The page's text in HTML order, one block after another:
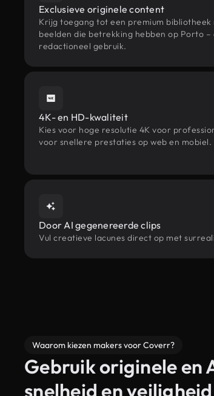
Exclusieve originele content
Krijg toegang tot een premium
beelden die betrekking hebben op Porto
redactioneel gebruik.
4K- en HD-kwaliteit
Kies voor hoge resolutie 4K voor
voor snellere prestaties op web en mobiel.
Door AI gegenereerde clips
Vul creatieve lacunes direct op met
Waarom kiezen makers voor Coverr?
Gebruik originele en
snelheid en